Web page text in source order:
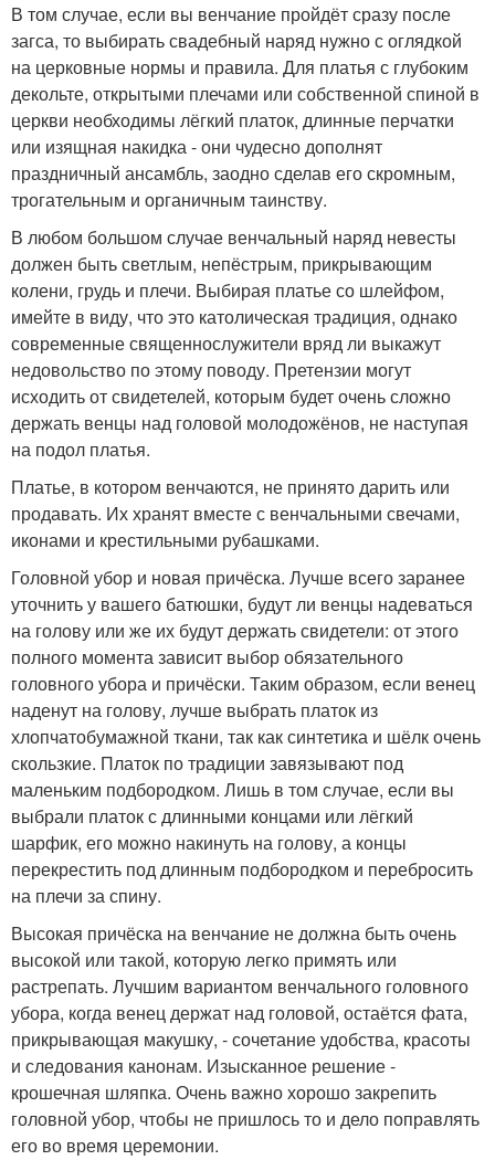
В том случае, если вы венчание пройдёт сразу после
загса, то выбирать свадебный наряд нужно с оглядкой
на церковные нормы и правила. Для платья с глубоким
декольте, открытыми плечами или собственной спиной в
церкви необходимы лёгкий платок, длинные перчатки
или изящная накидка - они чудесно дополнят
праздничный ансамбль, заодно сделав его скромным,
трогательным и органичным таинству.
В любом большом случае венчальный наряд невесты
должен быть светлым, непёстрым, прикрывающим
колени, грудь и плечи. Выбирая платье со шлейфом,
имейте в виду, что это католическая традиция, однако
современные священнослужители вряд ли выкажут
недовольство по этому поводу. Претензии могут
исходить от свидетелей, которым будет очень сложно
держать венцы над головой молодожёнов, не наступая
на подол платья.
Платье, в котором венчаются, не принято дарить или
продавать. Их хранят вместе с венчальными свечами,
иконами и крестильными рубашками.
Головной убор и новая причёска. Лучше всего заранее
уточнить у вашего батюшки, будут ли венцы надеваться
на голову или же их будут держать свидетели: от этого
полного момента зависит выбор обязательного
головного убора и причёски. Таким образом, если венец
наденут на голову, лучше выбрать платок из
хлопчатобумажной ткани, так как синтетика и шёлк очень
скользкие. Платок по традиции завязывают под
маленьким подбородком. Лишь в том случае, если вы
выбрали платок с длинными концами или лёгкий
шарфик, его можно накинуть на голову, а концы
перекрестить под длинным подбородком и перебросить
на плечи за спину.
Высокая причёска на венчание не должна быть очень
высокой или такой, которую легко примять или
растрепать. Лучшим вариантом венчального головного
убора, когда венец держат над головой, остаётся фата,
прикрывающая макушку, - сочетание удобства, красоты
и следования канонам. Изысканное решение -
крошечная шляпка. Очень важно хорошо закрепить
головной убор, чтобы не пришлось то и дело поправлять
его во время церемонии.